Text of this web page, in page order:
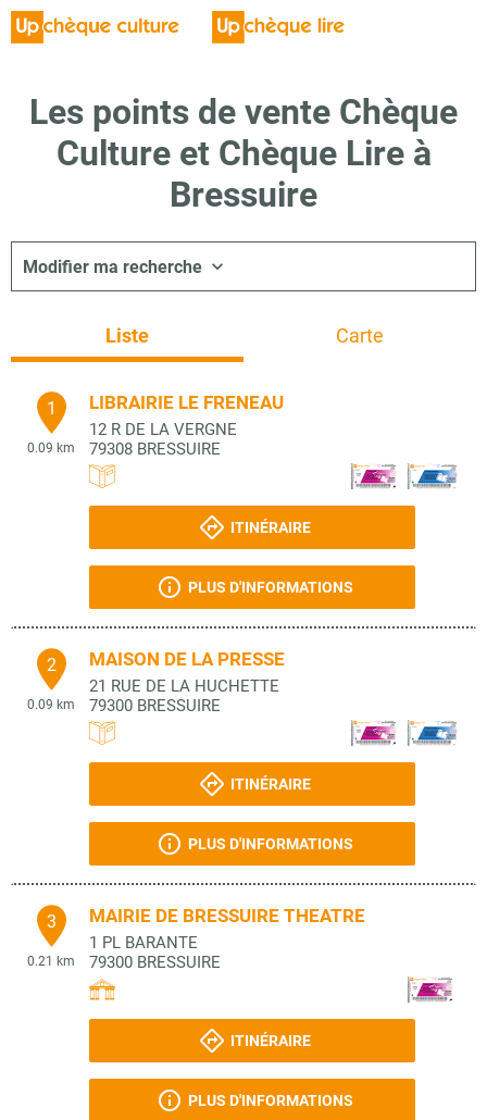
Les points de vente Chèque
Culture et Chèque Lire à
Bressuire
Modifier ma recherche
Liste Carte
1
0.09 km
LIBRAIRIE LE FRENEAU
12 R DE LA VERGNE
79308 BRESSUIRE
ITINÉRAIRE
PLUS D'INFORMATIONS
2
0.09 km
MAISON DE LA PRESSE
21 RUE DE LA HUCHETTE
79300 BRESSUIRE
ITINÉRAIRE
PLUS D'INFORMATIONS
3
0.21 km
MAIRIE DE BRESSUIRE THEATRE
1 PL BARANTE
79300 BRESSUIRE
ITINÉRAIRE
PLUS D'INFORMATIONS